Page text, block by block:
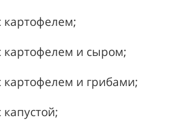
картофелем;
картофелем и сыром;
картофелем и грибами;